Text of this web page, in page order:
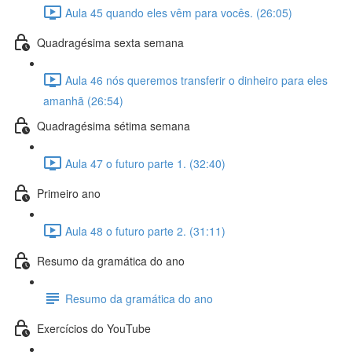
Aula 45 quando eles vêm para vocês. (26:05)
Quadragésima sexta semana
Aula 46 nós queremos transferir o dinheiro para eles
amanhã (26:54)
Quadragésima sétima semana
Aula 47 o futuro parte 1. (32:40)
Primeiro ano
Aula 48 o futuro parte 2. (31:11)
Resumo da gramática do ano
Resumo da gramática do ano
Exercícios do YouTube